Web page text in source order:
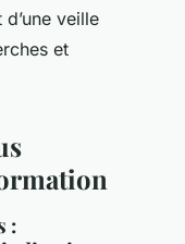
veille
et
: